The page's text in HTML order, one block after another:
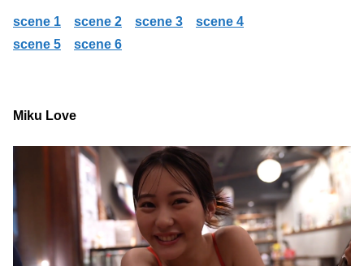
scene 1 scene 2 scene 3
scene 4
scene 5
scene 6
Miku Love